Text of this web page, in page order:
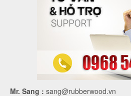
Mr. Sang : sang@rubberwood.vn